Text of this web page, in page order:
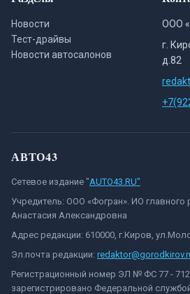
Новости
Тест-драйвы
Новости автосалонов
ООО
г.
д.82
АВТО43
Сетевое издание "AUTO43.RU"
Учредитель: ООО «Фогран». ИО главного
Анастасия Александровна
Адрес редакции: 610000, г.Киров,
Эл.почта редакции:
Регистрационный номер ЭЛ № ФС 77 -
зарегистрировано Федеральной